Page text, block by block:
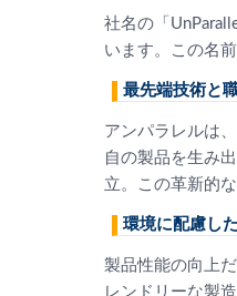
社名の「
います。この名
最先端技術と
アンパラレルは
自の製品を生み
立。この革新的
環境に配慮し
製品性能の向上
レンドリーな製